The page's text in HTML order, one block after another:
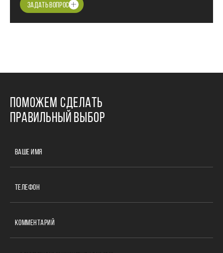
ЗАДАТЬ ВОПРОС
ПОМОЖЕМ СДЕЛАТЬ
ПРАВИЛЬНЫЙ ВЫБОР
ВАШЕ ИМЯ
ТЕЛЕФОН
КОММЕНТАРИЙ